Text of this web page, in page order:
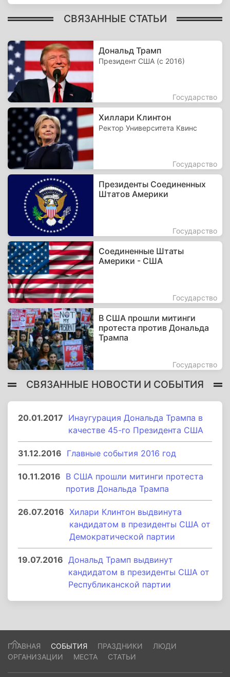
СВЯЗАННЫЕ СТАТЬИ
Дональд Трамп
Президент США (с 2016)
Государство
Хиллари Клинтон
Ректор Университета Квинс
Государство
Президенты Соединенных
Штатов Америки
Государство
Соединенные Штаты
Америки - США
Государство
В США прошли митинги
протеста против Дональда
Трампа
Государство
СВЯЗАННЫЕ НОВОСТИ И СОБЫТИЯ
20.01.2017 Инаугурация Дональда Трампа в
качестве 45-го Президента США
31.12.2016 Главные события 2016 год
10.11.2016 В США прошли митинги протеста
против Дональда Трампа
26.07.2016 Хилари Клинтон выдвинута
кандидатом в президенты США от
Демократической партии
19.07.2016 Дональд Трамп выдвинут
кандидатом в президенты США от
Республиканской партии
ГЛАВНАЯ СОБЫТИЯ ПРАЗДНИКИ
ЛЮДИ
ОРГАНИЗАЦИИ
МЕСТА СТАТЬИ